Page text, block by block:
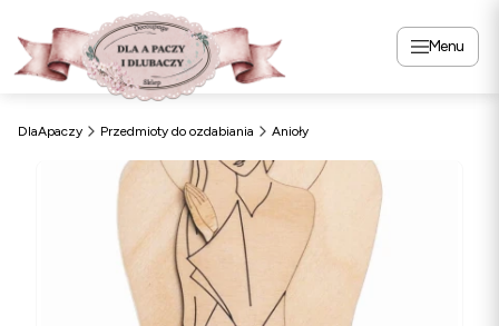
Menu
DlaApaczy Przedmioty do ozdabiania Anioły